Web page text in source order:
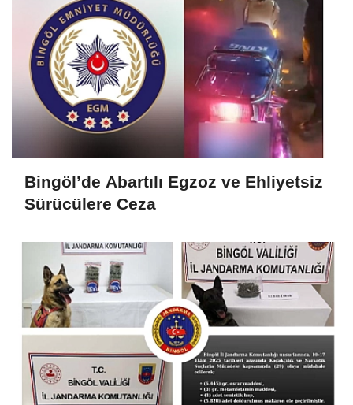
Bingöl’de Abartılı Egzoz ve Ehliyetsiz
Sürücülere Ceza